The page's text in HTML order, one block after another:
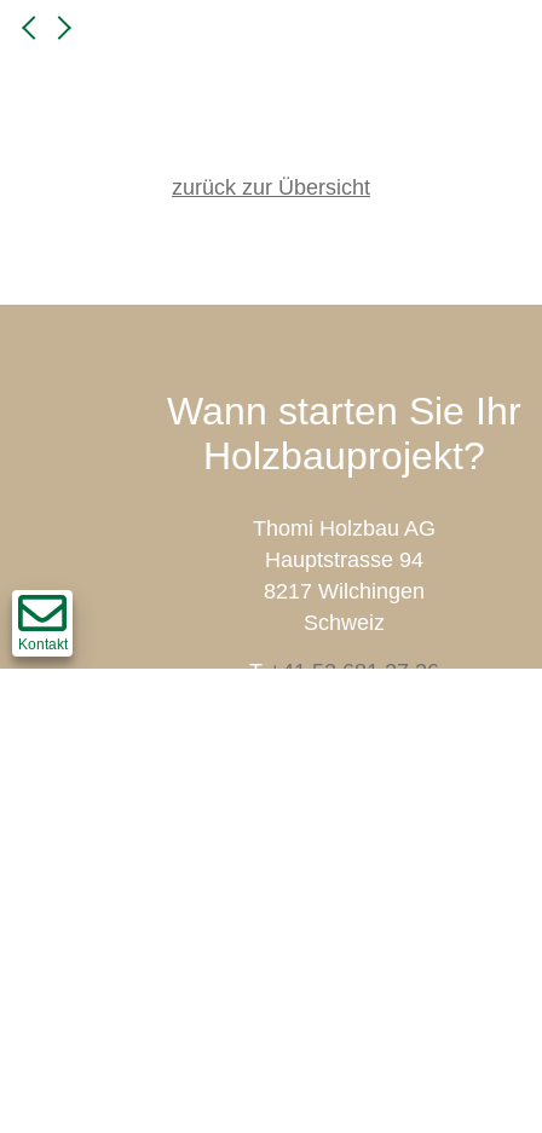
zurück zur Übersicht
Kontakt
Wann starten Sie Ihr
Holzbauprojekt?
Thomi Holzbau AG
Hauptstrasse 94
8217 Wilchingen
Schweiz
T+41 52 681 27 36